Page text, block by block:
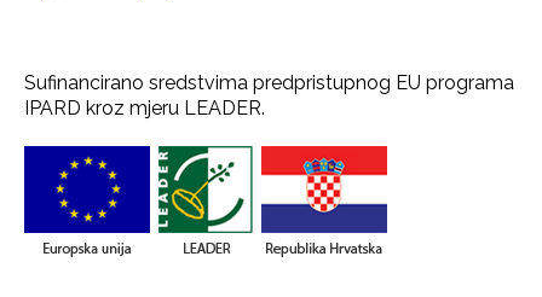
Sufinancirano sredstvima predpristupnog EU programa
IPARD kroz mjeru LEADER.